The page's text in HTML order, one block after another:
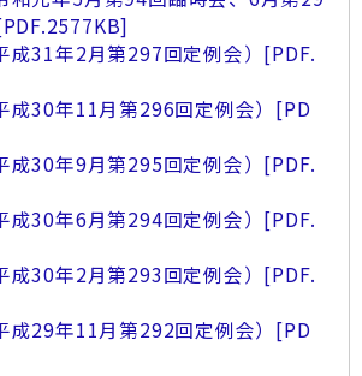
成31年2月第297回定例会） [PDF.
成30年11月第296回定例会） [PD
成30年9月第295回定例会） [PDF.
成30年6月第294回定例会） [PDF.
成30年2月第293回定例会） [PDF.
成29年11月第292回定例会） [PD